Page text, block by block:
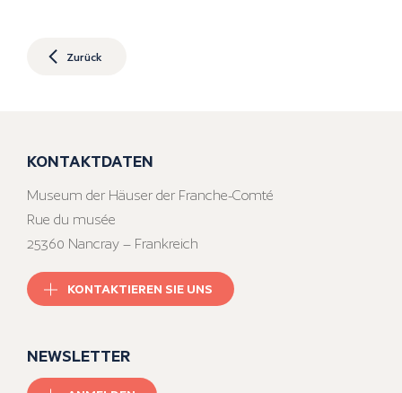
Zurück
KONTAKTDATEN
Museum der Häuser der Franche-Comté
Rue du musée
25360 Nancray – Frankreich
KONTAKTIEREN SIE UNS
NEWSLETTER